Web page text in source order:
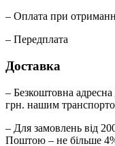
– Оплата при
– Передплата
Доставка
– Безкоштовна
грн. нашим
– Для замовлень від
Поштою – не більше